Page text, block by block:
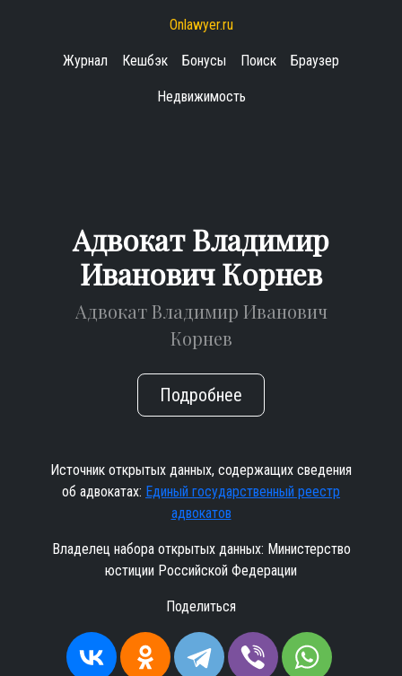
Onlawyer.ru
Журнал Кешбэк Бонусы Поиск Браузер
Недвижимость
Адвокат Владимир
Иванович Корнев
Адвокат Владимир Иванович
Корнев
Подробнее
Источник открытых данных, содержащих сведения
об адвокатах: Единый государственный реестр
адвокатов
Владелец набора открытых данных: Министерство
юстиции Российской Федерации
Поделиться